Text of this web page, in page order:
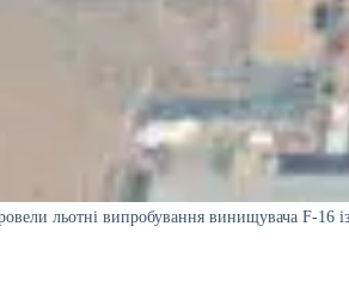
льотні випробування винищувача F-16